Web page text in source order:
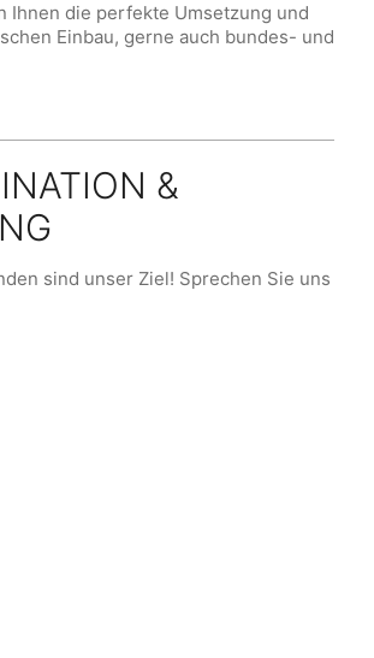
Ihnen die perfekte Umsetzung und
Einbau, gerne auch bundes- und
&
sind unser Ziel! Sprechen Sie uns